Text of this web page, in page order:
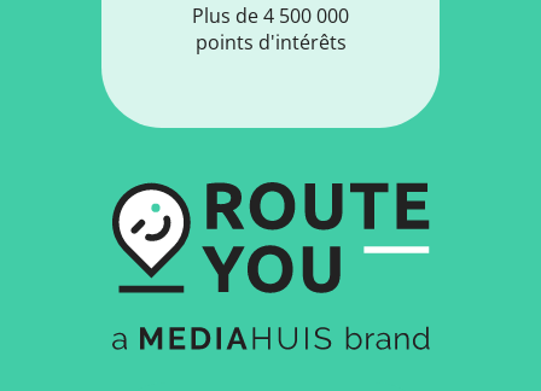
Plus de 4 500 000
points d'intérêts